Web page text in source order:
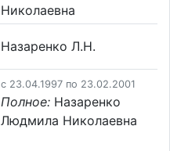
Николаевна
Назаренко Л.Н.
c 23.04.1997 по 23.02.2001
Полное: Назаренко
Людмила Николаевна